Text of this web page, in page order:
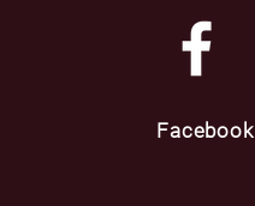
Facebook